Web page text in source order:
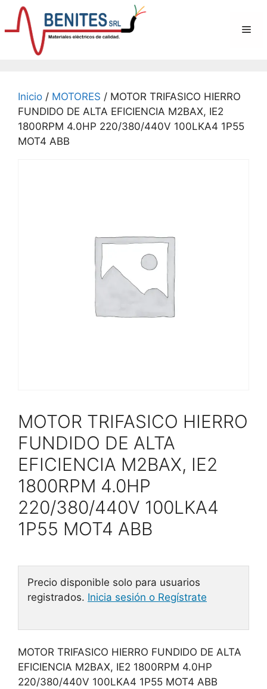
Saltar
contenido
Inicio / MOTORES / MOTOR TRIFASICO HIERRO
FUNDIDO DE ALTA EFICIENCIA M2BAX, IE2
1800RPM 4.0HP 220/380/440V 100LKA4 1P55
MOT4 ABB
MOTOR TRIFASICO HIERRO
FUNDIDO DE ALTA
EFICIENCIA M2BAX, IE2
1800RPM 4.0HP
220/380/440V 100LKA4
1P55 MOT4 ABB
Precio disponible solo para usuarios
registrados. Inicia sesión o Regístrate
MOTOR TRIFASICO HIERRO FUNDIDO DE ALTA
EFICIENCIA M2BAX, IE2 1800RPM 4.0HP
220/380/440V 100LKA4 1P55 MOT4 ABB